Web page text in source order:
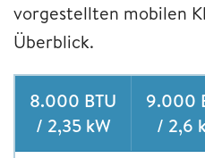
vorgestellten mobilen
Überblick.
8.000 BTU
/ 2,35 kW
9.000
/ 2,6